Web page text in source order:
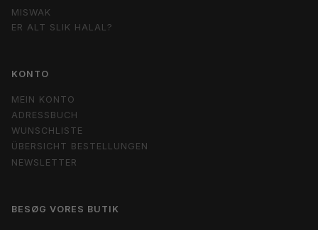
MISWAK
ER ALT SLIK HALAL?
KONTO
MEIN KONTO
ADRESSBUCH
WUNSCHLISTE
ÜBERSICHT BESTELLUNGEN
NEWSLETTER
BESØG VORES BUTIK